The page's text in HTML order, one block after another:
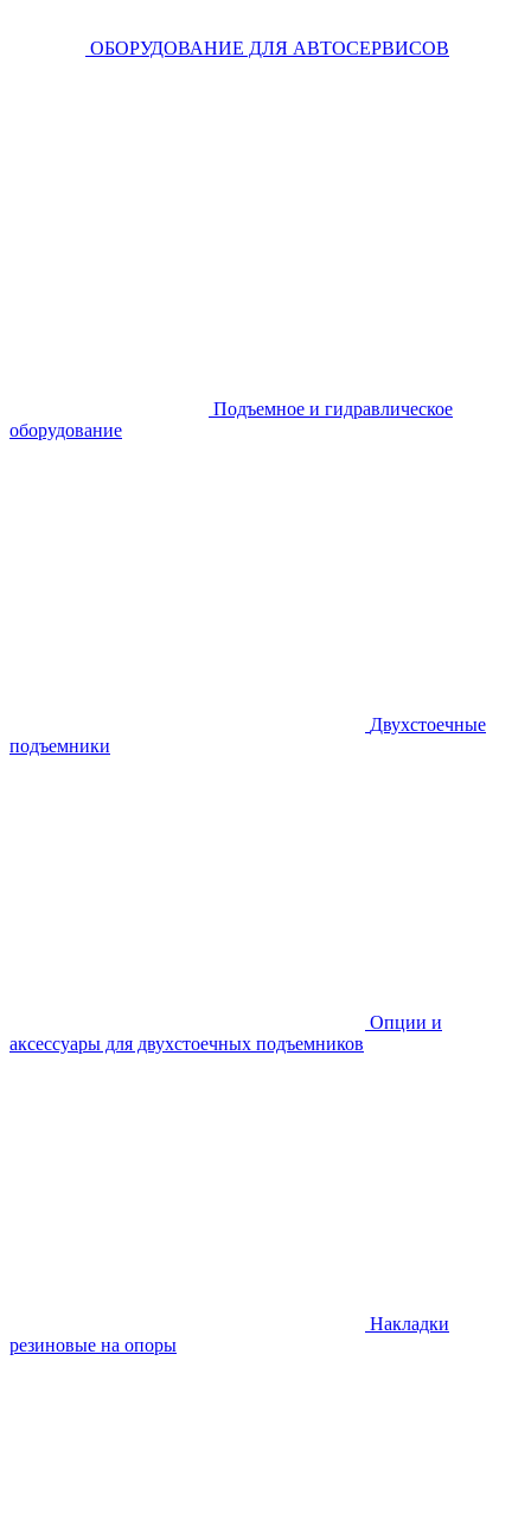
ОБОРУДОВАНИЕ ДЛЯ АВТОСЕРВИСОВ
Подъемное и гидравлическое
оборудование
Двухстоечные
подъемники
Опции и
аксессуары для двухстоечных подъемников
Накладки
резиновые на опоры